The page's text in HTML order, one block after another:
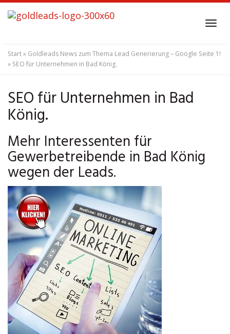
Skip
to
content
Start» Goldleads News zum Thema Lead Generierung – Google Seite 1!
» SEO für Unternehmen in Bad König.
SEO für Unternehmen in Bad
König.
Mehr Interessenten für
Gewerbetreibende in Bad König
wegen der Leads.